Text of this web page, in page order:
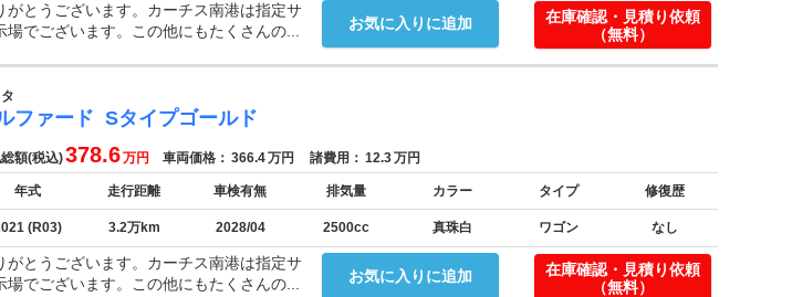
お気に入りに追加
とうございます。カーチス南港は指定サ
でございます。この他にもたくさんの...
在庫確認・見積り依頼
（無料）
タ
ファード Sタイプゴールド
額(税込)378.6万円 車両価格： 366.4万円 諸費用： 12.3万円
年式 走行距離 車検有無 排気量 カラー タイプ 修復歴
(R03) 3.2万km 2028/04 2500cc 真珠白 ワゴン なし
お気に入りに追加
とうございます。カーチス南港は指定サ
でございます。この他にもたくさんの...
在庫確認・見積り依頼
（無料）